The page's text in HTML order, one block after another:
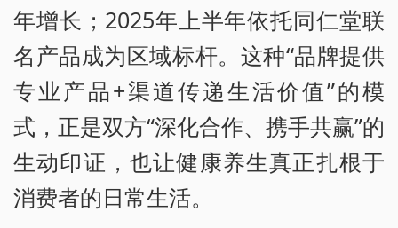
年增长；2025年上半年依托同仁堂联
名产品成为区域标杆。这种“品牌提供
专业产品+渠道传递生活价值”的模
式，正是双方“深化合作、携手共赢”的
生动印证，也让健康养生真正扎根于
消费者的日常生活。